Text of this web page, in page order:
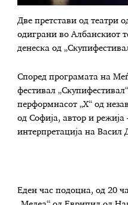
Две претстави од театри
одиграни во Албанскиот
денеска од
Според програмата на
фестивал
перформнасот „Х“ од
од Софија, автор и режија
интерпретација на Васил
Еден час подоцна, од 20